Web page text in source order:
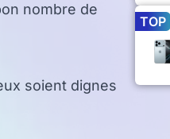
nombre de
soient dignes
TOP